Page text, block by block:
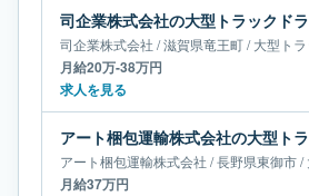
司企業株式会社 /滋賀県竜王町/大型ト
月給20万-38万円
求人を見る
アート梱包運輸株式会社 /長野県東御市/
月給37万円